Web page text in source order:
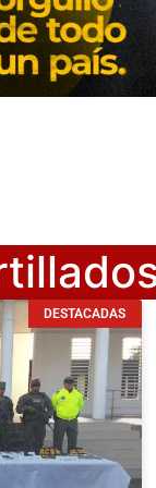
DESTACADAS